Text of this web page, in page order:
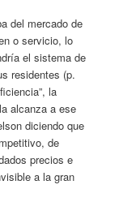
del mercado de
o servicio, lo
el sistema de
residentes (p.
la
alcanza a ese
diciendo que
de
precios e
a la gran